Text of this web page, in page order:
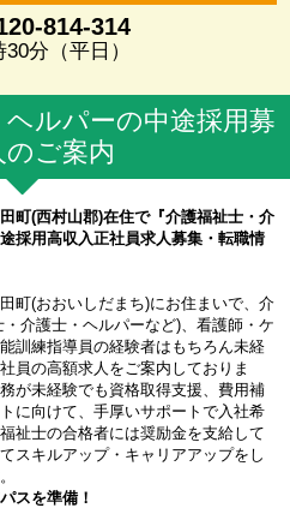
814-314
分（平日）
ルパーの中途採用募
のご案内
町(西村山郡)在住で『介護福祉士・介
採用高収入正社員求人募集・転職情
町(おおいしだまち)にお住まいで、介
介護士・ヘルパーなど)、看護師・ケ
訓練指導員の経験者はもちろん未経
員の高額求人をご案内しておりま
が未経験でも資格取得支援、費用補
に向けて、手厚いサポートで入社希
祉士の合格者には奨励金を支給して
スキルアップ・キャリアアップをし
スを準備！